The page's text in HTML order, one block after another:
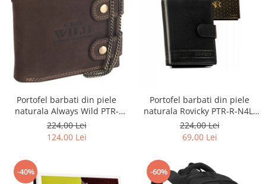
Portofel barbati din piele
naturala Always Wild PTR-
2900-BIC
224,00 Lei
124,00 Lei
Portofel barbati din piele
naturala Rovicky PTR-R-N4L-
GAT-8922 B+B
224,00 Lei
69,00 Lei
-40% -60%